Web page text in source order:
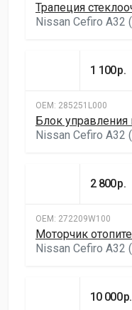
Трапеция
Nissan Cefiro A32
ОЕМ: 285251L000
Блок управления
Nissan Cefiro A32
1 100р.
ОЕМ: 272209W100
Моторчик
Nissan Cefiro A32
2 800р.
10 000р.